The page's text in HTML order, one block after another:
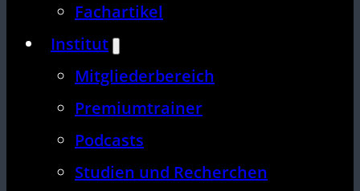
Fachartikel
Institut
Mitgliederbereich
Premiumtrainer
Podcasts
Studien und Recherchen